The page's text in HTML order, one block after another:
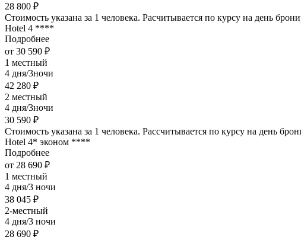
28 800 ₽
Стоимость указана за 1 человека. Расчитывается по курсу на день
Hotel 4 ****
Подробнее
от 30 590 ₽
1 местный
4 дня/3ночи
42 280 ₽
2 местный
4 дня/3ночи
30 590 ₽
Стоимость указана за 1 человека. Рассчитывается по курсу на день
Hotel 4* эконом ****
Подробнее
от 28 690 ₽
1 местный
4 дня/3 ночи
38 045 ₽
2-местный
4 дня/3 ночи
28 690 ₽